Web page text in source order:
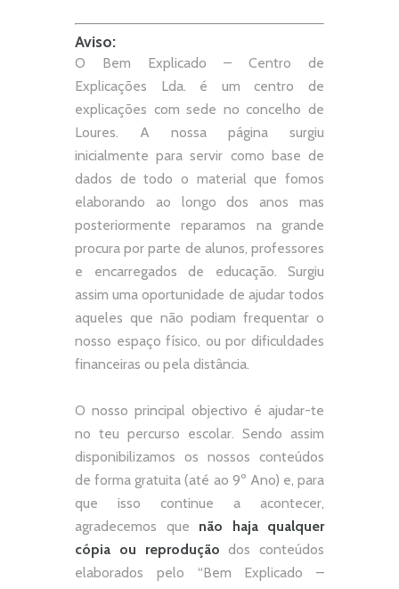
Aviso:
O Bem Explicado – Centro de
Explicações Lda. é um centro de
explicações com sede no concelho de
Loures. A nossa página surgiu
inicialmente para servir como base de
dados de todo o material que fomos
elaborando ao longo dos anos mas
posteriormente reparamos na grande
procura por parte de alunos, professores
e encarregados de educação. Surgiu
assim uma oportunidade de ajudar todos
aqueles que não podiam frequentar o
nosso espaço físico, ou por dificuldades
financeiras ou pela distância.
O nosso principal objectivo é ajudar-te
no teu percurso escolar. Sendo assim
disponibilizamos os nossos conteúdos
de forma gratuita (até ao 9º Ano) e, para
que isso continue a acontecer,
agradecemos que não
haja qualquer
cópia ou reprodução dos conteúdos
elaborados pelo “Bem Explicado –